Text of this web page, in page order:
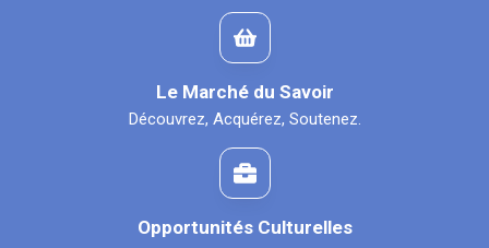
Le Marché du Savoir
Découvrez, Acquérez, Soutenez.
Opportunités Culturelles